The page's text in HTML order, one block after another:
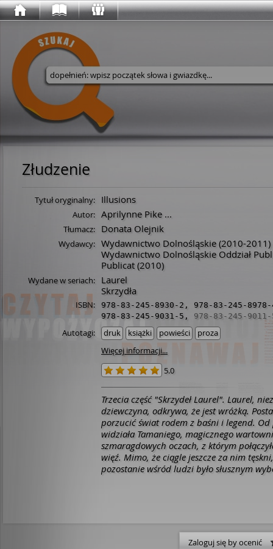
Wyszukaj w serwisie
Złudzenie
Tytuł oryginalny: Illusions
Autor: Aprilynne Pike ...
Tłumacz: Donata Olejnik
Wydawcy: Wydawnictwo Dolnośląskie (2010-2011)
Wydawnictwo Dolnośląskie Oddział
Publicat (2010)
Wydane w seriach:
Laurel
Skrzydła
ISBN: 978-83-245-8930-2 , 978-83-245-8978-
978-83-245-9031-5 , 978-83-245-9011-
Autotagi: druk książki powieści
proza
Więcej informacji...
5.0
Trzecia część "Skrzydeł Laurel". Laurel,
dziewczyna, odkrywa, że jest wróżką.
porzucić świat rodem z baśni i legend.
widziała Tamaniego, magicznego
szmaragdowych oczach, z którym
więź. Mimo, że ciągle jeszcze za nim
pozostanie wśród ludzi było słusznym
jej się pokonać siły zła? I czy Tamani
Zaloguj się by ocenić